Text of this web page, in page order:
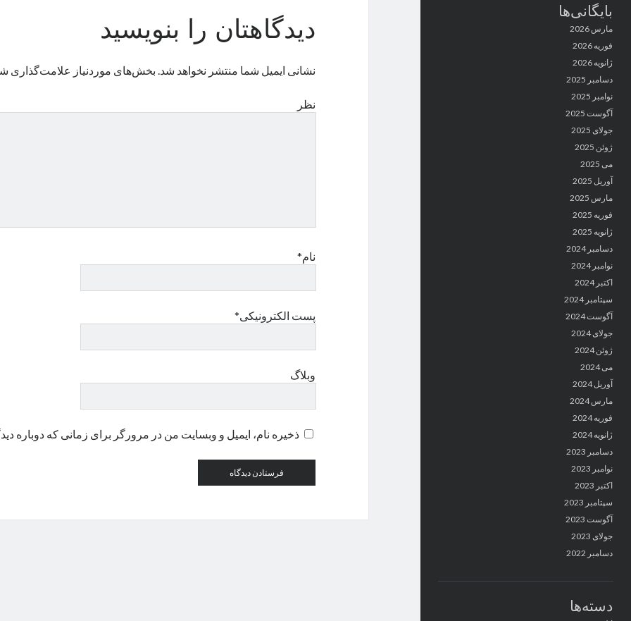
بایگانی‌ها
مارس 2026
فوریه 2026
ژانویه 2026
دسامبر 2025
نوامبر 2025
آگوست 2025
جولای 2025
ژوئن 2025
می 2025
آوریل 2025
مارس 2025
فوریه 2025
ژانویه 2025
دسامبر 2024
نوامبر 2024
اکتبر 2024
سپتامبر 2024
آگوست 2024
جولای 2024
ژوئن 2024
می 2024
آوریل 2024
مارس 2024
فوریه 2024
ژانویه 2024
دسامبر 2023
نوامبر 2023
اکتبر 2023
سپتامبر 2023
آگوست 2023
جولای 2023
دسامبر 2022
دسته‌ها
دیدگاهتان را بنویسید
نشانی ایمیل شما منتشر نخواهد شد. بخش‌های موردنیاز علامت‌گذاری
نظر
نام*
پست الکترونیکی*
وبلاگ
ذخیره نام، ایمیل و وبسایت من در مرورگر برای زمانی که دوباره